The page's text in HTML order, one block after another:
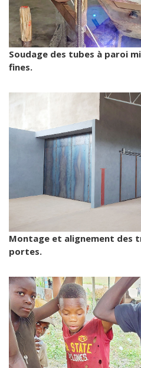
Soudage des tubes à paroi
fines.
Montage et alignement des
portes.